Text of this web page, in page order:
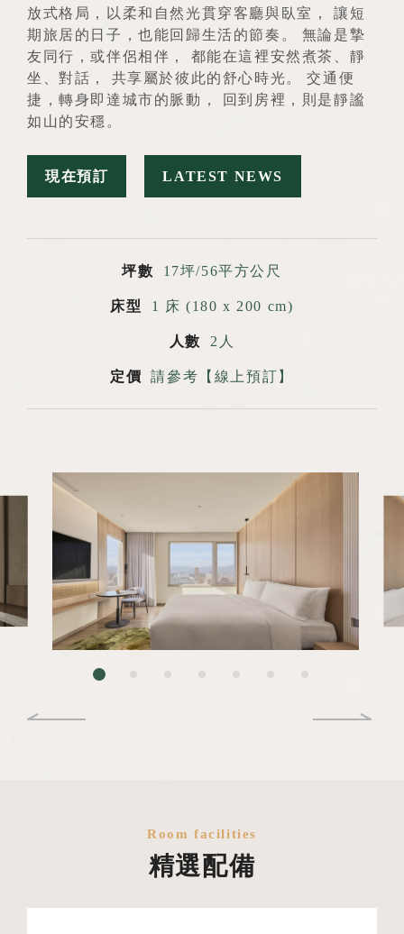
放式格局，以柔和自然光貫穿客廳與臥室， 讓短
期旅居的日子，也能回歸生活的節奏。 無論是摯
友同行，或伴侶相伴， 都能在這裡安然煮茶、靜
坐、對話， 共享屬於彼此的舒心時光。 交通便
捷，轉身即達城市的脈動， 回到房裡，則是靜謐
如山的安穩。
現在預訂 LATEST NEWS
坪數 17坪/56平方公尺
床型 1 床 (180 x 200 cm)
人數 2人
定價 請參考【線上預訂】
Room facilities
精選配備